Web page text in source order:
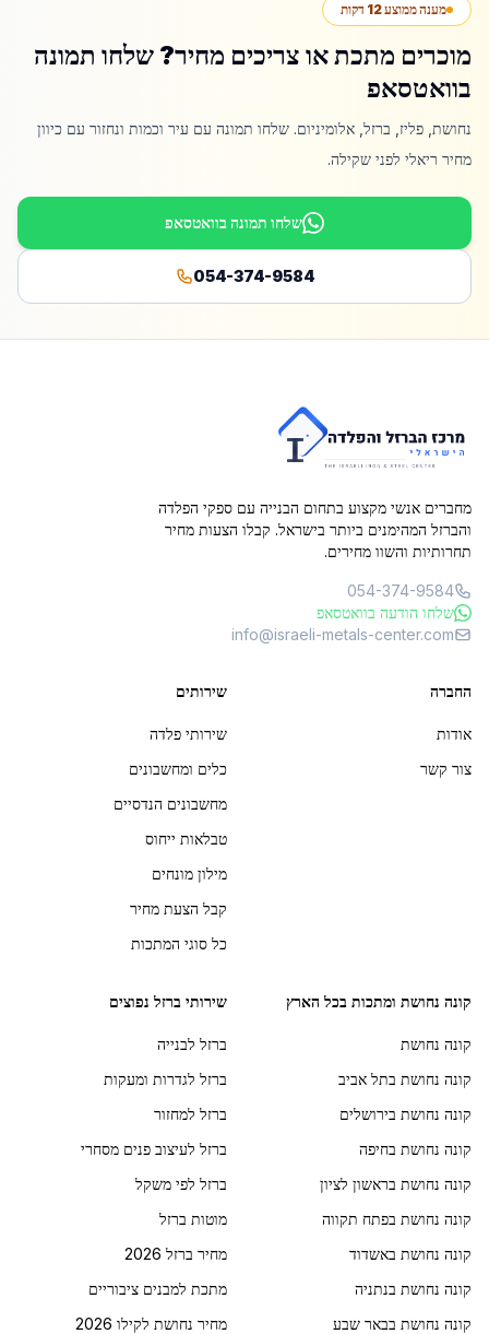
מענה ממוצע 12 דקות
מוכרים מתכת או צריכים מחיר? שלחו תמונה
בוואטסאפ
נחושת, פליז, ברזל, אלומיניום. שלחו תמונה עם עיר וכמות ונחזור עם כיוון
מחיר ריאלי לפני שקילה.
שלחו תמונה בוואטסאפ
054-374-9584
מחברים אנשי מקצוע בתחום הבנייה עם ספקי הפלדה
והברזל המהימנים ביותר בישראל. קבלו הצעות מחיר
תחרותיות והשוו מחירים.
054-374-9584
שלחו הודעה בוואטסאפ
info@israeli-metals-center.com
החברה
אודות
צור קשר
שירותים
שירותי פלדה
כלים ומחשבונים
מחשבונים הנדסיים
טבלאות ייחוס
מילון מונחים
קבל הצעת מחיר
כל סוגי המתכות
קונה נחושת ומתכות בכל הארץ
קונה נחושת
קונה נחושת בתל אביב
קונה נחושת בירושלים
קונה נחושת בחיפה
קונה נחושת בראשון לציון
קונה נחושת בפתח תקווה
קונה נחושת באשדוד
קונה נחושת בנתניה
קונה נחושת בבאר שבע
שירותי ברזל נפוצים
ברזל לבנייה
ברזל לגדרות ומעקות
ברזל למחזור
ברזל לעיצוב פנים מסחרי
ברזל לפי משקל
מוטות ברזל
מחיר ברזל 2026
מתכת למבנים ציבוריים
מחיר נחושת לקילו 2026